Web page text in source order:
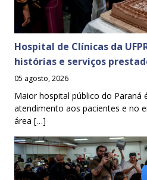
Hospital de Clínicas da
histórias e serviços
05 agosto, 2026
Maior hospital público do Paraná
atendimento aos pacientes e no
área […]